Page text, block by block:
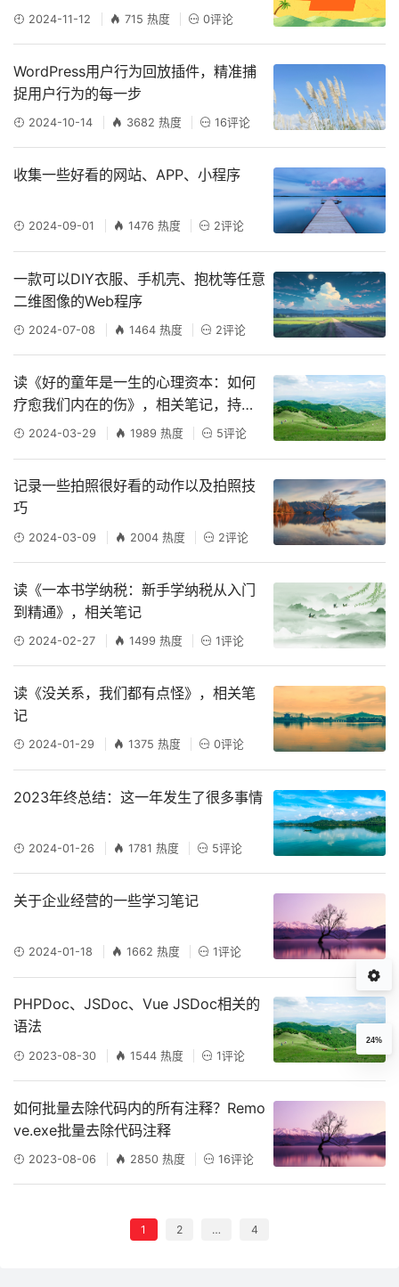
2024-11-12 715 热度 0评论
WordPress用户行为回放插件，精准捕
捉用户行为的每一步
2024-10-14 3682 热度 16评论
收集一些好看的网站、APP、小程序
2024-09-01 1476 热度 2评论
一款可以DIY衣服、手机壳、抱枕等任意
二维图像的Web程序
2024-07-08 1464 热度 2评论
读《好的童年是一生的心理资本：如何
疗愈我们内在的伤》，相关笔记，持续
记录2024-03-29 1989 热度 5评论
记录一些拍照很好看的动作以及拍照技
巧
2024-03-09 2004 热度 2评论
读《一本书学纳税：新手学纳税从入门
到精通》，相关笔记
2024-02-27 1499 热度 1评论
读《没关系，我们都有点怪》，相关笔
记
2024-01-29 1375 热度 0评论
2023年终总结：这一年发生了很多事情
2024-01-26 1781 热度 5评论
关于企业经营的一些学习笔记
2024-01-18 1662 热度 1评论
PHPDoc、JSDoc、Vue JSDoc相关的
语法
2023-08-30 1544 热度 1评论
如何批量去除代码内的所有注释？Remo
ve.exe批量去除代码注释
2023-08-06 2850 热度 16评论
1 2 … 4
24%